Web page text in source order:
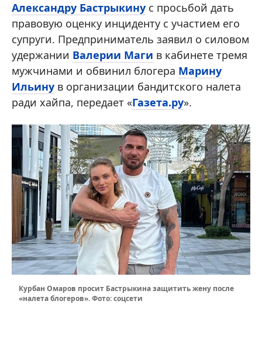
Александру Бастрыкину с просьбой дать
правовую оценку инциденту с участием его
супруги. Предприниматель заявил о силовом
удержании Валерии Маги в кабинете тремя
мужчинами и обвинил блогера Марину
Ильину в организации бандитского налета
ради хайпа, передает «Газета.ру».
Курбан Омаров просит Бастрыкина защитить жену после
«налета блогеров». Фото: соцсети